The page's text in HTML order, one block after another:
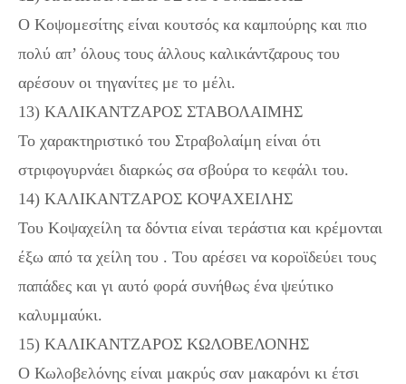
Ο Κοψομεσίτης είναι κουτσός κα καμπούρης και πιο
πολύ απ’ όλους τους άλλους καλικάντζαρους του
αρέσουν οι τηγανίτες με το μέλι.
13) ΚΑΛΙΚΑΝΤΖΑΡΟΣ ΣΤΑΒΟΛΑΙΜΗΣ
Το χαρακτηριστικό του Στραβολαίμη είναι ότι
στριφογυρνάει διαρκώς σα σβούρα το κεφάλι του.
14) ΚΑΛΙΚΑΝΤΖΑΡΟΣ ΚΟΨΑΧΕΙΛΗΣ
Του Κοψαχείλη τα δόντια είναι τεράστια και κρέμονται
έξω από τα χείλη του . Του αρέσει να κοροϊδεύει τους
παπάδες και γι αυτό φορά συνήθως ένα ψεύτικο
καλυμμαύκι.
15) ΚΑΛΙΚΑΝΤΖΑΡΟΣ ΚΩΛΟΒΕΛΟΝΗΣ
Ο Κωλοβελόνης είναι μακρύς σαν μακαρόνι κι έτσι